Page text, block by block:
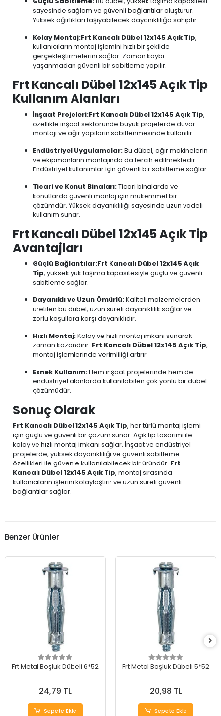
sayesinde sağlam ve güvenli bağlantılar oluşturur.
Yüksek ağırlıkları taşıyabilecek dayanıklılığa sahiptir.
Kolay Montaj:Frt Kancalı Dübel 12x145 Açık Tip,
kullanıcıların montaj işlemini hızlı bir şekilde
gerçekleştirmelerini sağlar. Zaman kaybı
yaşanmadan güvenli bir sabitleme yapılır.
Frt Kancalı Dübel 12x145 Açık Tip
Kullanım Alanları
İnşaat Projeleri:Frt Kancalı Dübel 12x145 Açık Tip,
özellikle inşaat sektöründe büyük projelerde duvar
montajı ve ağır yapıların sabitlenmesinde kullanılır.
Endüstriyel Uygulamalar:Bu dübel, ağır makinelerin
ve ekipmanların montajında da tercih edilmektedir.
Endüstriyel kullanımlar için güvenli bir sabitleme sağlar.
Ticari ve Konut Binaları:Ticari binalarda ve
konutlarda güvenli montaj için mükemmel bir
çözümdür. Yüksek dayanıklılığı sayesinde uzun vadeli
kullanım sunar.
Frt Kancalı Dübel 12x145 Açık Tip
Avantajları
Güçlü Bağlantılar:Frt Kancalı Dübel 12x145 Açık
Tip, yüksek yük taşıma kapasitesiyle güçlü ve güvenli
sabitleme sağlar.
Dayanıklı ve Uzun Ömürlü:Kaliteli malzemelerden
üretilen bu dübel, uzun süreli dayanıklılık sağlar ve
zorlu koşullara karşı dayanıklıdır.
Hızlı Montaj:Kolay ve hızlı montaj imkanı sunarak
zaman kazandırır. Frt Kancalı Dübel 12x145 Açık Tip,
montaj işlemlerinde verimliliği artırır.
Esnek Kullanım:Hem inşaat projelerinde hem de
endüstriyel alanlarda kullanılabilen çok yönlü bir dübel
çözümüdür.
Sonuç Olarak
Frt Kancalı Dübel 12x145 Açık Tip, her türlü montaj işlemi
için güçlü ve güvenli bir çözüm sunar. Açık tip tasarımı ile
kolay ve hızlı montaj imkanı sağlar. İnşaat ve endüstriyel
projelerde, yüksek dayanıklılığı ve güvenli sabitleme
özellikleri ile güvenle kullanılabilecek bir üründür. Frt
Kancalı Dübel 12x145 Açık Tip, montaj sırasında
kullanıcıların işlerini kolaylaştırır ve uzun süreli güvenli
bağlantılar sağlar.
Benzer Ürünler
Frt Metal Boşluk Dübeli 6*52
24,79 TL
Sepete Ekle
Frt Metal Boşluk Dübeli 5*52
20,98 TL
Sepete Ekle